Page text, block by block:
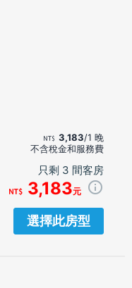
3,183/1 晚
不含稅金和服務費
只剩 3 間客房
3,183元
選擇此房型